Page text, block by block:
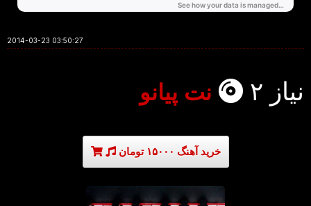
2014-03-23 03:50:27
نیاز ۲ نت پیانو
خرید آهنگ ۱۵۰۰۰ تومان